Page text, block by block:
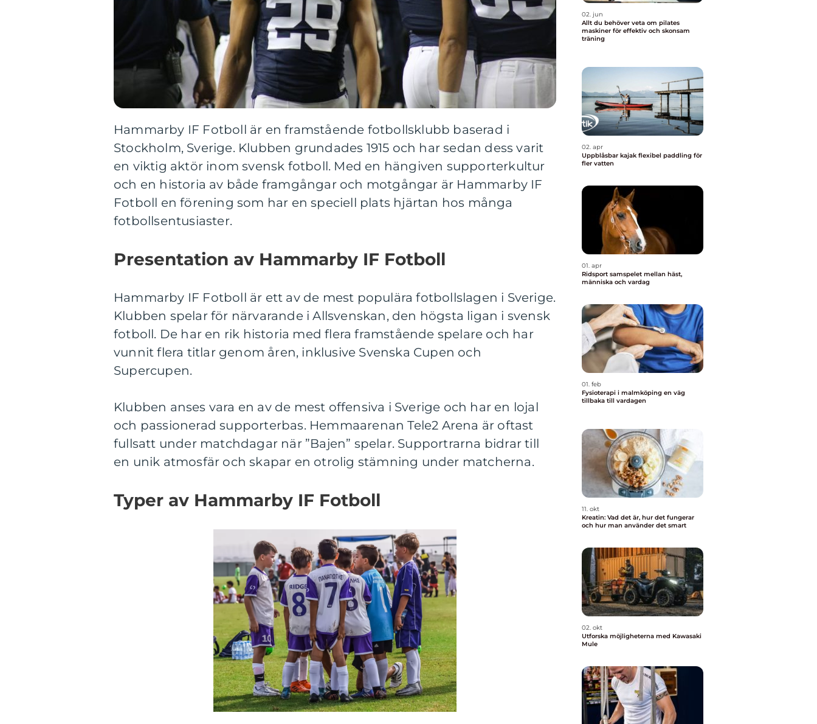
Hammarby IF Fotboll är en framstående fotbollsklubb baserad i
Stockholm, Sverige. Klubben grundades 1915 och har sedan dess varit
en viktig aktör inom svensk fotboll. Med en hängiven supporterkultur
och en historia av både framgångar och motgångar är Hammarby IF
Fotboll en förening som har en speciell plats hjärtan hos många
fotbollsentusiaster.
Presentation av Hammarby IF Fotboll
Hammarby IF Fotboll är ett av de mest populära fotbollslagen i Sverige.
Klubben spelar för närvarande i Allsvenskan, den högsta ligan i svensk
fotboll. De har en rik historia med flera framstående spelare och har
vunnit flera titlar genom åren, inklusive Svenska Cupen och
Supercupen.
Klubben anses vara en av de mest offensiva i Sverige och har en lojal
och passionerad supporterbas. Hemmaarenan Tele2 Arena är oftast
fullsatt under matchdagar när ”Bajen” spelar. Supportrarna bidrar till
en unik atmosfär och skapar en otrolig stämning under matcherna.
Typer av Hammarby IF Fotboll
02. jun
Allt du behöver veta om pilates
maskiner för effektiv och skonsam
träning
02. apr
Uppblåsbar kajak flexibel paddling för
fler vatten
01. apr
Ridsport samspelet mellan häst,
människa och vardag
01. feb
Fysioterapi i malmköping en väg
tillbaka till vardagen
11. okt
Kreatin: Vad det är, hur det fungerar
och hur man använder det smart
02. okt
Utforska möjligheterna med Kawasaki
Mule